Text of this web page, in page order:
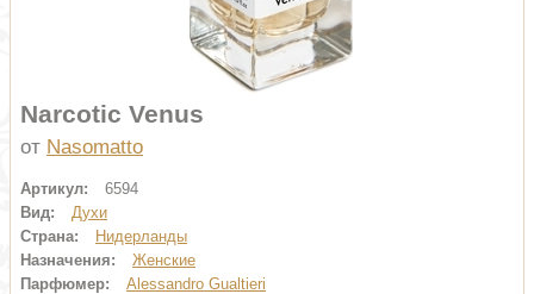
Narcotic Venus
от Nasomatto
Артикул:
6594
Вид:
Духи
Страна:
Нидерланды
Назначения:
Женские
Парфюмер:
Alessandro Gualtieri